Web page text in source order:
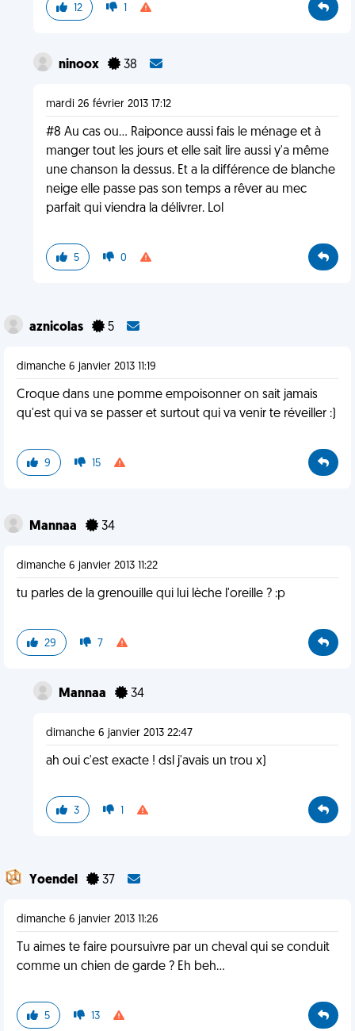
12 1
ninoox 38
mardi 26 février 2013 17:12
#8 Au cas ou... Raiponce aussi fais le ménage et à
manger tout les jours et elle sait lire aussi y'a même
une chanson la dessus. Et a la différence de blanche
neige elle passe pas son temps a rêver au mec
parfait qui viendra la délivrer. Lol
5 0
aznicolas 5
dimanche 6 janvier 2013 11:19
Croque dans une pomme empoisonner on sait jamais
qu'est qui va se passer et surtout qui va venir te réveiller :)
9 15
Mannaa 34
dimanche 6 janvier 2013 11:22
tu parles de la grenouille qui lui lèche l'oreille ? :p
29 7
Mannaa 34
dimanche 6 janvier 2013 22:47
ah oui c'est exacte ! dsl j'avais un trou x)
3 1
Yoendel 37
dimanche 6 janvier 2013 11:26
Tu aimes te faire poursuivre par un cheval qui se conduit
comme un chien de garde ? Eh beh...
5 13